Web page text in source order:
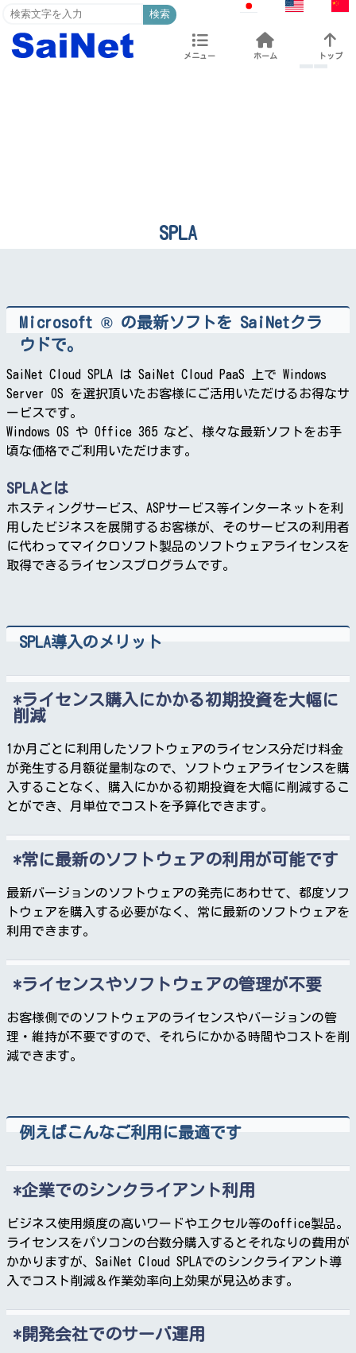
検索
メニュー ホーム トップ
SPLA
Microsoft ® の最新ソフトを SaiNetクラ
ウドで。
SaiNet Cloud SPLA は SaiNet Cloud PaaS 上で Windows
Server OS を選択頂いたお客様にご活用いただけるお得なサ
ービスです。
Windows OS や Office 365 など、様々な最新ソフトをお手
頃な価格でご利用いただけます。
SPLAとは
ホスティングサービス、ASPサービス等インターネットを利
用したビジネスを展開するお客様が、そのサービスの利用者
に代わってマイクロソフト製品のソフトウェアライセンスを
取得できるライセンスプログラムです。
SPLA導入のメリット
ライセンス購入にかかる初期投資を大幅に
削減
1か月ごとに利用したソフトウェアのライセンス分だけ料金
が発生する月額従量制なので、ソフトウェアライセンスを購
入することなく、購入にかかる初期投資を大幅に削減するこ
とができ、月単位でコストを予算化できます。
常に最新のソフトウェアの利用が可能です
最新バージョンのソフトウェアの発売にあわせて、都度ソフ
トウェアを購入する必要がなく、常に最新のソフトウェアを
利用できます。
ライセンスやソフトウェアの管理が不要
お客様側でのソフトウェアのライセンスやバージョンの管
理・維持が不要ですので、それらにかかる時間やコストを削
減できます。
例えばこんなご利用に最適です
企業でのシンクライアント利用
ビジネス使用頻度の高いワードやエクセル等のoffice製品。
ライセンスをパソコンの台数分購入するとそれなりの費用が
かかりますが、SaiNet Cloud SPLAでのシンクライアント導
入でコスト削減＆作業効率向上効果が見込めます。
開発会社でのサーバ運用